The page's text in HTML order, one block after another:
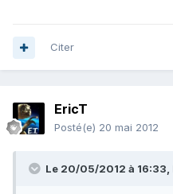
Citer
EricT
Posté(e) 20 mai 2012
Le 20/05/2012 à 16:33,